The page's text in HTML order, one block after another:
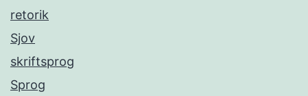
retorik
Sjov
skriftsprog
Sprog